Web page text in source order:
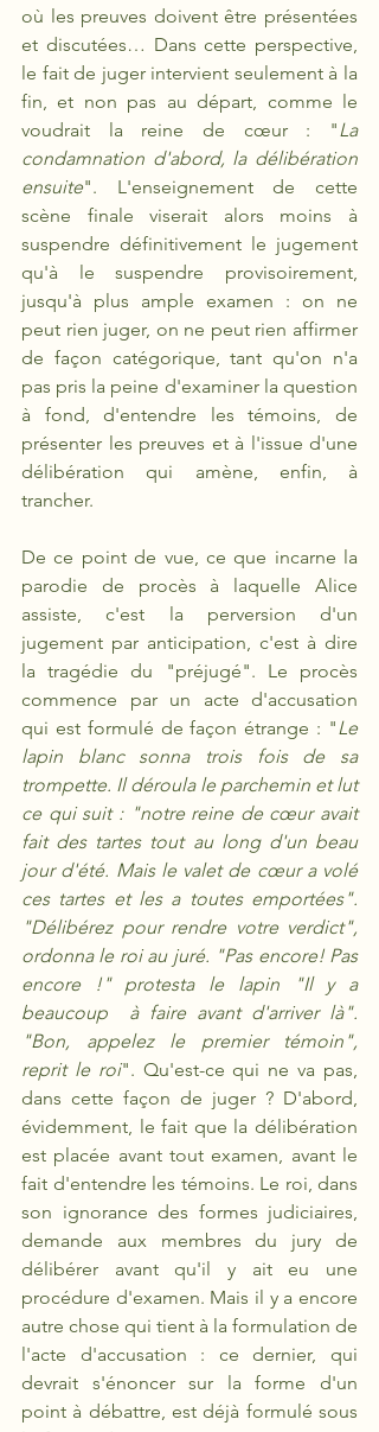
où les preuves doivent être présentées
et discutées… Dans cette perspective,
le fait de juger intervient seulement à la
fin, et non pas au départ, comme le
voudrait la reine de cœur : "La
condamnation d'abord, la délibération
ensuite". L'enseignement de cette
scène finale viserait alors moins à
suspendre définitivement le jugement
qu'à le suspendre provisoirement,
jusqu'à plus ample examen : on ne
peut rien juger, on ne peut rien affirmer
de façon catégorique, tant qu'on n'a
pas pris la peine d'examiner la question
à fond, d'entendre les témoins, de
présenter les preuves et à l'issue d'une
délibération qui amène, enfin, à
trancher.
De ce point de vue, ce que incarne la
parodie de procès à laquelle Alice
assiste, c'est la perversion d'un
jugement par anticipation, c'est à dire
la tragédie du "préjugé". Le procès
commence par un acte d'accusation
qui est formulé de façon étrange : "Le
lapin blanc sonna trois fois de sa
trompette. Il déroula le parchemin et lut
ce qui suit : "notre reine de cœur avait
fait des tartes tout au long d'un beau
jour d'été. Mais le valet de cœur a volé
ces tartes et les a toutes emportées".
"Délibérez pour rendre votre verdict",
ordonna le roi au juré. "Pas encore! Pas
encore !" protesta le lapin "Il y a
beaucoup  à faire avant d'arriver là".
"Bon, appelez le premier témoin",
reprit le roi". Qu'est-ce qui ne va pas,
dans cette façon de juger ? D'abord,
évidemment, le fait que la délibération
est placée avant tout examen, avant le
fait d'entendre les témoins. Le roi, dans
son ignorance des formes judiciaires,
demande aux membres du jury de
délibérer avant qu'il y ait eu une
procédure d'examen. Mais il y a encore
autre chose qui tient à la formulation de
l'acte d'accusation : ce dernier, qui
devrait s'énoncer sur la forme d'un
point à débattre, est déjà formulé sous